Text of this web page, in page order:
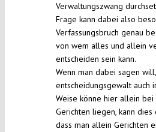
Verwaltungszwang
Frage kann dabei also
Verfassungsbruch genau
von wem alles und allein
entscheiden sein kann.
Wenn man dabei sagen
entscheidungsgewalt auch
Weise könne hier allein
Gerichten liegen, kann dies
dass man allein Gerichten